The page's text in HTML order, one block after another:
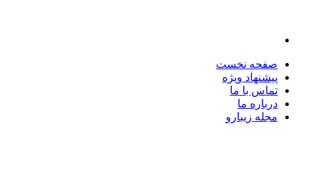
صفحه نخست
پیشنهاد ویژه
تماس با ما
درباره ما
مجله زیبارو